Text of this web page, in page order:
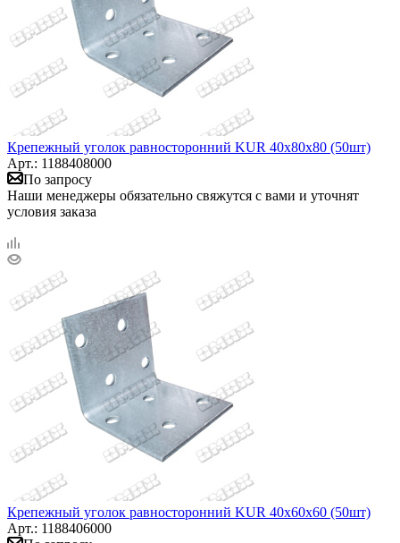
Крепежный уголок равносторонний KUR 40х80х80 (50шт)
Арт.: 1188408000
По запросу
Наши менеджеры обязательно свяжутся с вами и уточнят
условия заказа
Крепежный уголок равносторонний KUR 40х60х60 (50шт)
Арт.: 1188406000